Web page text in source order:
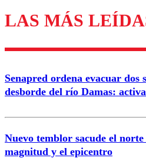
Los comentarios son
diálogo
Nombre
Correo
LAS MÁS
Senapred ordena evacuar dos
desborde del río Damas:
Nuevo temblor sacude el
magnitud y el epicentro